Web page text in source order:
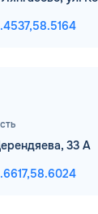
58.5164
33 А
58.6024